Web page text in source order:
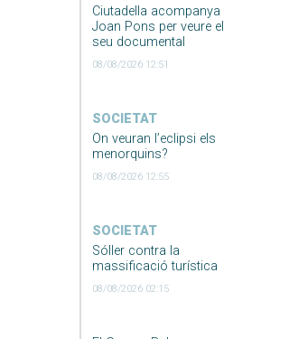
Ciutadella acompanya
Joan Pons per veure el
seu documental
08/08/2026 12:51
SOCIETAT
On veuran l’eclipsi els
menorquins?
08/08/2026 12:55
SOCIETAT
Sóller contra la
massificació turística
08/08/2026 02:15